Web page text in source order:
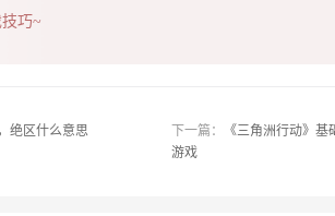
巧~
绝区什么意思 下一篇：
《三角洲行动》
游戏